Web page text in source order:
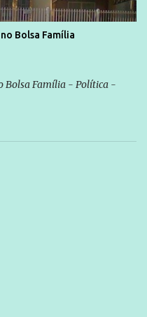
Bolsa Família
Bolsa Família - Política -